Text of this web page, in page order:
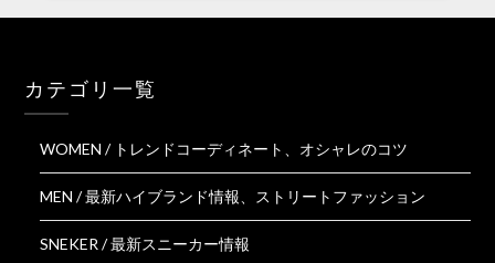
カテゴリ一覧
WOMEN / トレンドコーディネート、オシャレのコツ
MEN / 最新ハイブランド情報、ストリートファッション
SNEKER / 最新スニーカー情報